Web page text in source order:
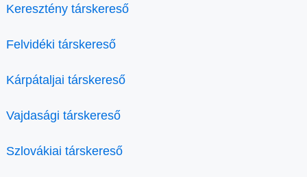
Keresztény társkereső
Felvidéki társkereső
Kárpátaljai társkereső
Vajdasági társkereső
Szlovákiai társkereső